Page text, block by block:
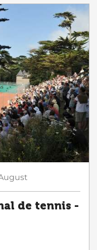
de tennis -